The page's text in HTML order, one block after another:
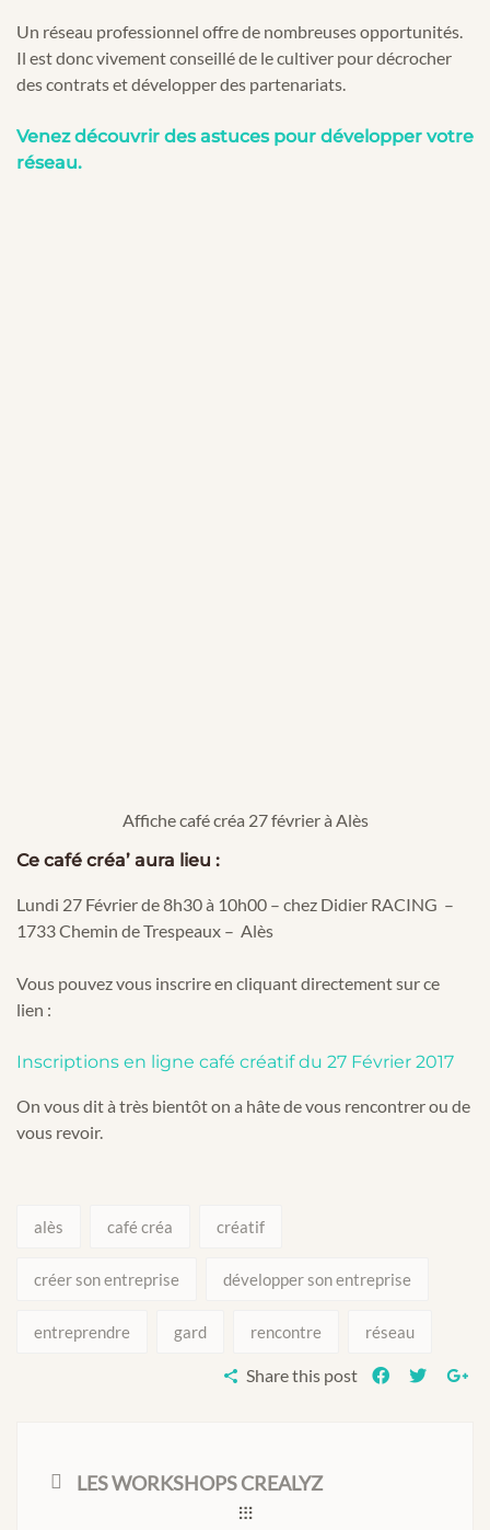
Un réseau professionnel offre de nombreuses opportunités.
Il est donc vivement conseillé de le cultiver pour décrocher
des contrats et développer des partenariats.
Venez découvrir des astuces pour développer votre
réseau.
Affiche café créa 27 février à Alès
Ce café créa’ aura lieu :
Lundi 27 Février de 8h30 à 10h00 – chez Didier RACING –
1733 Chemin de Trespeaux – Alès
Vous pouvez vous inscrire en cliquant directement sur ce
lien :
Inscriptions en ligne café créatif du 27 Février 2017
On vous dit à très bientôt on a hâte de vous rencontrer ou de
vous revoir.
alès café créa créatif
créer son entreprise développer son entreprise
entreprendre gard rencontre réseau
Share this post
LES WORKSHOPS CREALYZ